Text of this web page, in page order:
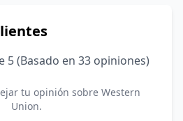
5 (Basado en 33 opiniones)
tu opinión sobre Western
Union.